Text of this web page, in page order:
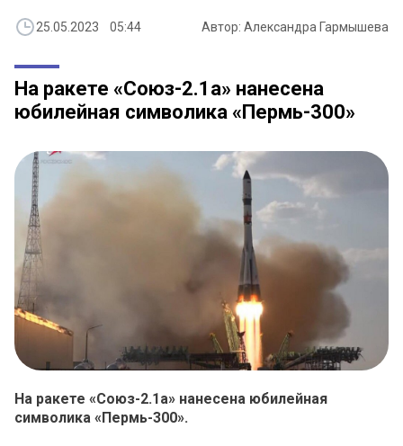
25.05.2023 05:44 Автор: Александра Гармышева
На ракете «Союз-2.1а» нанесена
юбилейная символика «Пермь-300»
На ракете «Союз-2.1а» нанесена юбилейная
символика «Пермь-300».